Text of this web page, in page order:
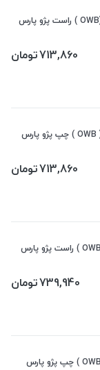
ابگیر بیرونی شیشه درب عقب (OWB ) راست پژو پارس
713,860تومان
ابگیر بیرونی شیشه درب عقب ( OWB ) چپ پژو پارس
713,860تومان
ابگیر بیرونی شیشه درب جلو ( OWB ) راست پژو پارس
739,940تومان
ابگیر بیرونی شیشه درب جلو ( OWB ) چپ پژو پارس